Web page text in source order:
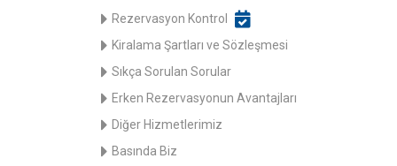
Rezervasyon Kontrol
Kiralama Şartları ve Sözleşmesi
Sıkça Sorulan Sorular
Erken Rezervasyonun Avantajları
Diğer Hizmetlerimiz
Basında Biz